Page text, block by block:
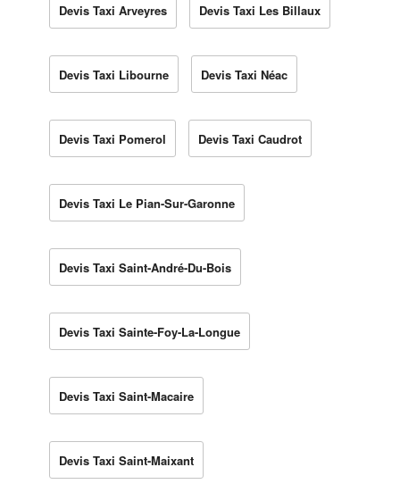
Devis Taxi Arveyres Devis Taxi Les Billaux
Devis Taxi Libourne Devis Taxi Néac
Devis Taxi Pomerol Devis Taxi Caudrot
Devis Taxi Le Pian-Sur-Garonne
Devis Taxi Saint-André-Du-Bois
Devis Taxi Sainte-Foy-La-Longue
Devis Taxi Saint-Macaire
Devis Taxi Saint-Maixant